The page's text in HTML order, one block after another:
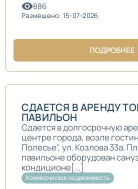
886
Размещено: 15-07-2026
ПОДРОБНЕЕ
СДАЕТСЯ В АРЕНДУ
ПАВИЛЬОН
Сдается в долгосрочную
центре города, возле
Полесье", ул. Козлова 33а.
павильоне оборудован
кондиционе[...]
Коммерческая недвижимость